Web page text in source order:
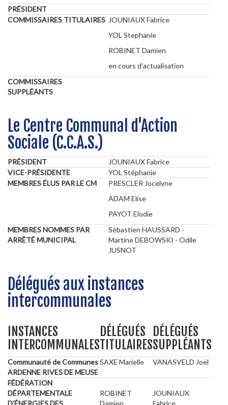
PRÉSIDENT
COMMISSAIRES TITULAIRES JOUNIAUX Fabrice
YOL Stephanie
ROBINET Damien
en cours d'actualisation
COMMISSAIRES
SUPPLÉANTS
Le Centre Communal d'Action
Sociale (C.C.A.S.)
PRÉSIDENT
JOUNIAUX Fabrice
VICE-PRÉSIDENTE
YOL Stéphanie
MEMBRES ÉLUS PAR LE CM
PRESCLER Jocelyne
ADAM Elise
PAYOT Elodie
MEMBRES NOMMES PAR
ARRÊTÉ MUNICIPAL
Sébastien HAUSSARD -
Martine DEBOWSKI - Odile
JUSNOT
Délégués aux instances
intercommunales
INSTANCES
INTERCOMMUNALES
DÉLÉGUÉS
TITULAIRES
DÉLÉGUÉS
SUPPLÉANTS
Communauté de Communes
ARDENNE RIVES DE MEUSE
SAXE Marielle VANASVELD Joël
FÉDÉRATION
DÉPARTEMENTALE
D’ÉNERGIES DES
ROBINET
Damien
JOUNIAUX
Fabrice